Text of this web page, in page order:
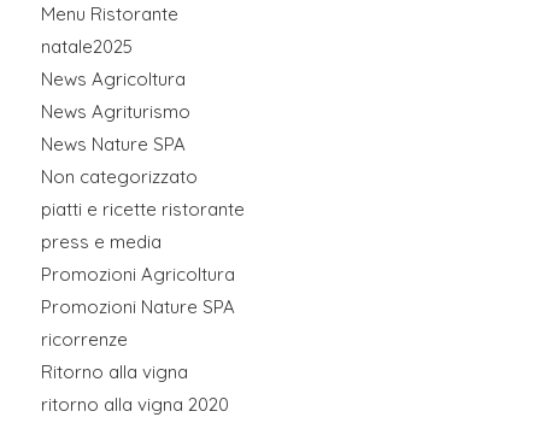
Menu Ristorante
natale2025
News Agricoltura
News Agriturismo
News Nature SPA
Non categorizzato
piatti e ricette ristorante
press e media
Promozioni Agricoltura
Promozioni Nature SPA
ricorrenze
Ritorno alla vigna
ritorno alla vigna 2020